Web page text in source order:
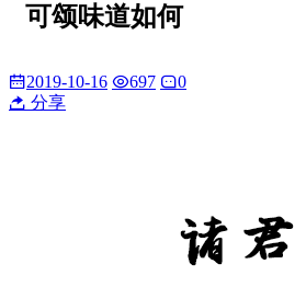
可颂味道如何
2019-10-16 697
0
分享